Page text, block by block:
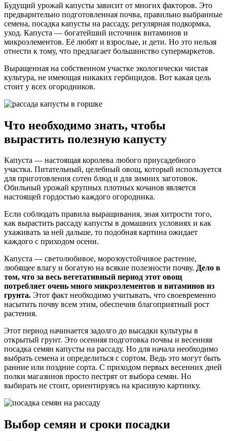
Будущий урожай капусты зависит от многих факторов. Это
предварительно подготовленная почва, правильно выбранные
семена, посадка капусты на рассаду, регулярная подкормка,
уход. Капуста — богатейший источник витаминов и
микроэлементов. Её любят и взрослые, и дети. Но это нельзя
отнести к тому, что предлагает большинство супермаркетов.
Выращенная на собственном участке экологически чистая
культура, не имеющая никаких гербицидов. Вот какая цель
стоит у всех огородников.
Что необходимо знать, чтобы
вырастить полезную капусту
Капуста — настоящая королева любого приусадебного
участка. Питательный, целебный овощ, который используется
для приготовления сотен блюд и для зимних заготовок.
Обильный урожай крупных плотных кочанов является
настоящей гордостью каждого огородника.
Если соблюдать правила выращивания, зная хитрости того,
как вырастить рассаду капусты в домашних условиях и как
ухаживать за ней дальше, то подобная картина ожидает
каждого с приходом осени.
Капуста — светолюбивое, морозоустойчивое растение,
любящее влагу и богатую на всякие полезности почву. Дело в
том, что за весь вегетативный период этот овощ
потребляет очень много микроэлементов и витаминов из
грунта. Этот факт необходимо учитывать, что своевременно
насытить почву всем этим, обеспечив благоприятный рост
растения.
Этот период начинается задолго до высадки культуры в
открытый грунт. Это осенняя подготовка почвы и весенняя
посадка семян капусты на рассаду. Но для начала необходимо
выбрать семена и определиться с сортом. Ведь это могут быть
ранние или поздние сорта. С приходом первых весенних дней
полки магазинов просто пестрят от выбора семян. Но
выбирать не стоит, ориентируясь на красивую картинку.
Выбор семян и сроки посадки